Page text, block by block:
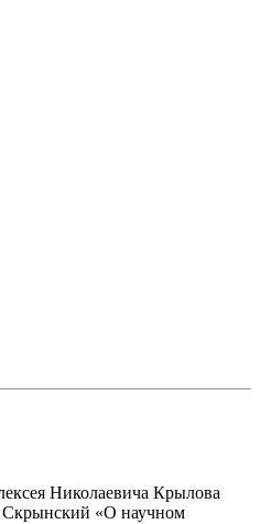
Николаевича Крылова
Скрынский «О научном